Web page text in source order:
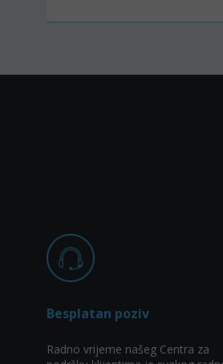
Besplatan poziv
Radno vrijeme našeg Centra za